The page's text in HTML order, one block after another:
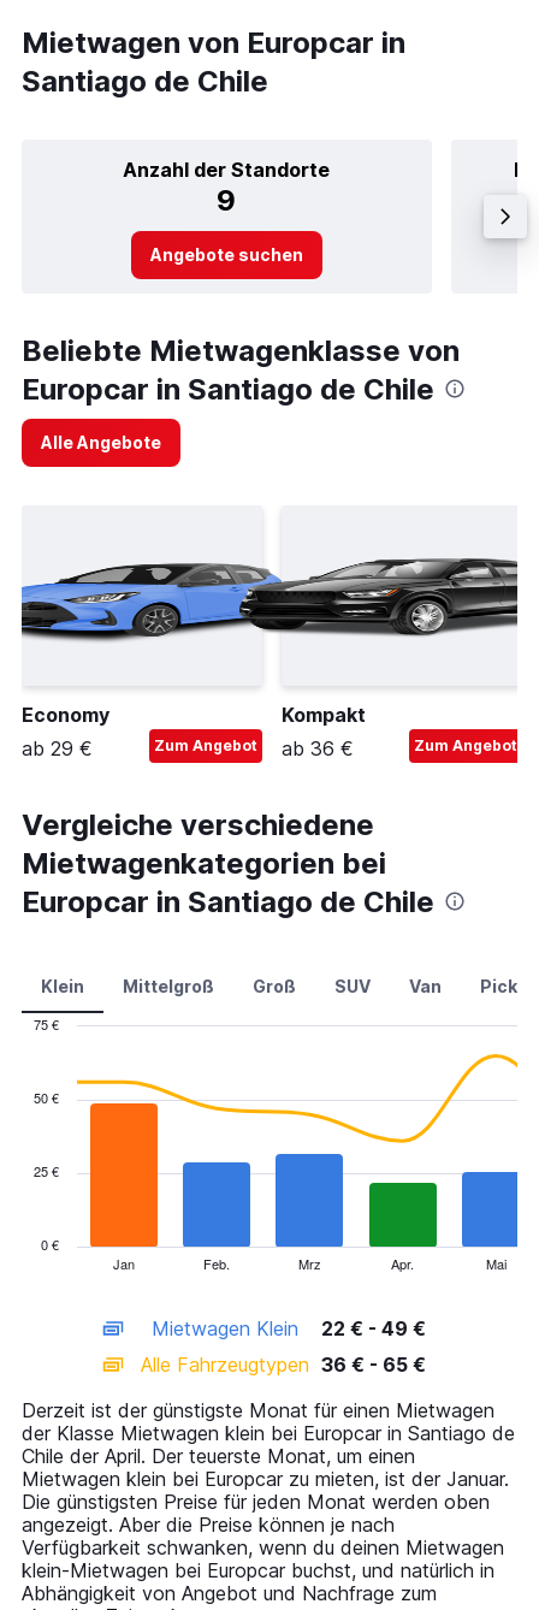
Mietwagen von Europcar in
Santiago de Chile
Anzahl der Standorte
9
Angebote suchen
Beliebte Mietwagenklasse von
Europcar in Santiago de Chile
Alle Angebote
Economy
ab 29 €
Zum Angebot
Kompakt
ab 36 €
Zum Angebot
Vergleiche verschiedene
Mietwagenkategorien bei
Europcar in Santiago de Chile
Klein Mittelgroß Groß SUV Van Pick-
has
displaying
categories.
14
categories.
The
chart
has
1
Y
axis
displaying
Jan Feb. Mrz Apr. Mai
0 €
25 €
50 €
75 €
Mietwagen Klein
22 € - 49 €
Alle Fahrzeugtypen 36 € - 65 €
Derzeit ist der günstigste Monat für einen Mietwagen
der Klasse Mietwagen klein bei Europcar in Santiago de
Chile der April. Der teuerste Monat, um einen
Mietwagen klein bei Europcar zu mieten, ist der Januar.
Die günstigsten Preise für jeden Monat werden oben
angezeigt. Aber die Preise können je nach
Verfügbarkeit schwanken, wenn du deinen Mietwagen
klein-Mietwagen bei Europcar buchst, und natürlich in
Abhängigkeit von Angebot und Nachfrage zum